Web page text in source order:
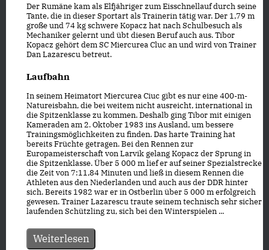
Der Rumäne kam als Elfjähriger zum Eisschnellauf durch seine
Tante, die in dieser Sportart als Trainerin tätig war. Der 1,79 m
große und 74 kg schwere Kopacz hat nach Schulbesuch als
Mechaniker gelernt und übt diesen Beruf auch aus. Tibor
Kopacz gehört dem SC Miercurea Cluc an und wird von Trainer
Dan Lazarescu betreut.
Laufbahn
In seinem Heimatort Miercurea Ciuc gibt es nur eine 400-m-
Natureisbahn, die bei weitem nicht ausreicht, international in
die Spitzenklasse zu kommen. Deshalb ging Tibor mit einigen
Kameraden am 2. Oktober 1983 ins Ausland, um bessere
Trainingsmöglichkeiten zu finden. Das harte Training hat
bereits Früchte getragen. Bei den Rennen zur
Europameisterschaft von Larvik gelang Kopacz der Sprung in
die Spitzenklasse. Über 5 000 m lief er auf seiner Spezialstrecke
die Zeit von 7:11,84 Minuten und ließ in diesem Rennen die
Athleten aus den Niederlanden und auch aus der DDR hinter
sich. Bereits 1982 war er in Ostberlin über 5 000 m erfolgreich
gewesen. Trainer Lazarescu traute seinem technisch sehr sicher
laufenden Schützling zu, sich bei den Winterspielen ...
Weiterlesen